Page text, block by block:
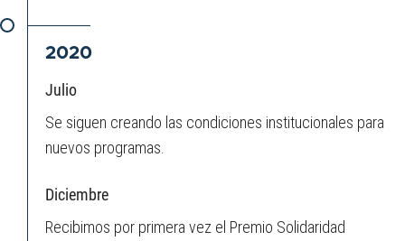
2020
Julio
Se siguen creando las condiciones institucionales para
nuevos programas.
Diciembre
Recibimos por primera vez el Premio Solidaridad